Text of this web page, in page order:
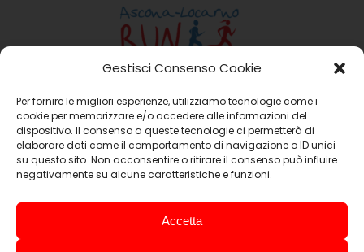
Gestisci Consenso Cookie
Per fornire le migliori esperienze, utilizziamo tecnologie come i
cookie per memorizzare e/o accedere alle informazioni del
dispositivo. Il consenso a queste tecnologie ci permetterà di
elaborare dati come il comportamento di navigazione o ID unici
su questo sito. Non acconsentire o ritirare il consenso può influire
negativamente su alcune caratteristiche e funzioni.
Accetta
Ass. Ascona-Locarno Run
Casella Postale 15 6648 Minusio
Email:info@ascona-locarno-run.ch